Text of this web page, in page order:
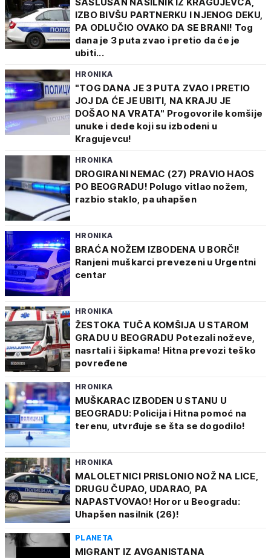
IZBO BIVŠU PARTNERKU I NJENOG DEKU,
PA ODLUČIO OVAKO DA SE BRANI! Tog
dana je 3 puta zvao i pretio da će je
ubiti...
HRONIKA
"TOG DANA JE 3 PUTA ZVAO I PRETIO
JOJ DA ĆE JE UBITI, NA KRAJU JE
DOŠAO NA VRATA" Progovorile komšije
unuke i dede koji su izbodeni u
Kragujevcu!
HRONIKA
DROGIRANI NEMAC (27) PRAVIO HAOS
PO BEOGRADU! Polugo vitlao nožem,
razbio staklo, pa uhapšen
HRONIKA
BRAĆA NOŽEM IZBODENA U BORČI!
Ranjeni muškarci prevezeni u Urgentni
centar
HRONIKA
ŽESTOKA TUČA KOMŠIJA U STAROM
GRADU U BEOGRADU Potezali noževe,
nasrtali i šipkama! Hitna prevozi teško
povređene
HRONIKA
MUŠKARAC IZBODEN U STANU U
BEOGRADU: Policija i Hitna pomoć na
terenu, utvrđuje se šta se dogodilo!
HRONIKA
MALOLETNICI PRISLONIO NOŽ NA LICE,
DRUGU ČUPAO, UDARAO, PA
NAPASTVOVAO! Horor u Beogradu:
Uhapšen nasilnik (26)!
PLANETA
MIGRANT IZ AVGANISTANA